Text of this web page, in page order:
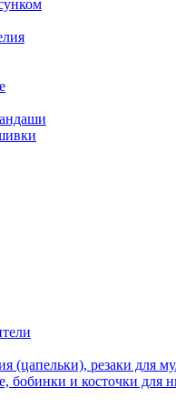
резаки для
бобинки и косточки для